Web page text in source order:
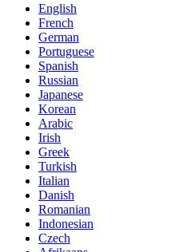
English
French
German
Portuguese
Spanish
Russian
Japanese
Korean
Arabic
Irish
Greek
Turkish
Italian
Danish
Romanian
Indonesian
Czech